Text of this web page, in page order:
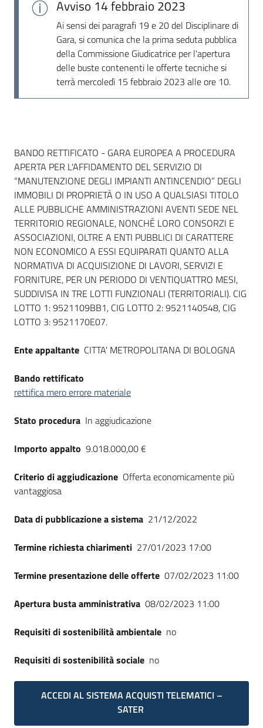
Avviso 14 febbraio 2023
Ai sensi dei paragrafi 19 e 20 del Disciplinare di
Gara, si comunica che la prima seduta pubblica
della Commissione Giudicatrice per l'apertura
delle buste contenenti le offerte tecniche si
terrà mercoledì 15 febbraio 2023 alle ore 10.
Dati del bando
BANDO RETTIFICATO - GARA EUROPEA A PROCEDURA
APERTA PER L'AFFIDAMENTO DEL SERVIZIO DI
“MANUTENZIONE DEGLI IMPIANTI ANTINCENDIO” DEGLI
IMMOBILI DI PROPRIETÀ O IN USO A QUALSIASI TITOLO
ALLE PUBBLICHE AMMINISTRAZIONI AVENTI SEDE NEL
TERRITORIO REGIONALE, NONCHÉ LORO CONSORZI E
ASSOCIAZIONI, OLTRE A ENTI PUBBLICI DI CARATTERE
NON ECONOMICO A ESSI EQUIPARATI QUANTO ALLA
NORMATIVA DI ACQUISIZIONE DI LAVORI, SERVIZI E
FORNITURE, PER UN PERIODO DI VENTIQUATTRO MESI,
SUDDIVISA IN TRE LOTTI FUNZIONALI (TERRITORIALI). CIG
LOTTO 1: 9521109BB1, CIG LOTTO 2: 9521140548, CIG
LOTTO 3: 9521170E07.
Ente appaltante CITTA' METROPOLITANA DI BOLOGNA
Bando rettificato
rettifica mero errore materiale
Stato procedura In aggiudicazione
Importo appalto 9.018.000,00 €
Criterio di aggiudicazione Offerta economicamente più
vantaggiosa
Data di pubblicazione a sistema 21/12/2022
Termine richiesta chiarimenti 27/01/2023 17:00
Termine presentazione delle offerte 07/02/2023 11:00
Apertura busta amministrativa 08/02/2023 11:00
Requisiti di sostenibilità ambientale no
Requisiti di sostenibilità sociale no
ACCEDI AL SISTEMA ACQUISTI TELEMATICI –
SATER